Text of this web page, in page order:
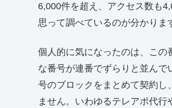
6,000件を超え、アクセス数も
思って調べているのが分かりま
個人的に気になったのは、この
な番号が連番でずらりと並ん
号のブロックをまとめて契約
ません。いわゆるテレアポ代